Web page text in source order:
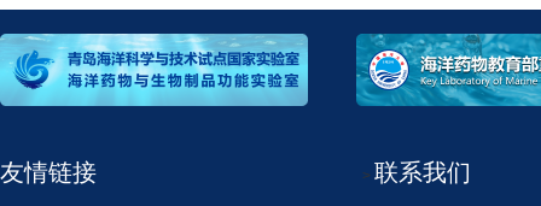
友情链接 > 联系我们